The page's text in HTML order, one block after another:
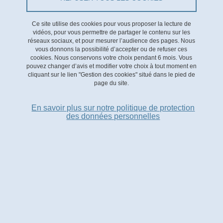
Le Monde
Paru le 12 janvier 2023.
https://www.lemonde.fr/economie/article/2023/01/12/le-parc-
nucleaire-francais-r…
Ce site utilise des cookies pour vous proposer la lecture de
vidéos, pour vous permettre de partager le contenu sur les
réseaux sociaux, et pour mesurer l’audience des pages. Nous
vous donnons la possibilité d’accepter ou de refuser ces
cookies. Nous conservons votre choix pendant 6 mois. Vous
pouvez changer d’avis et modifier votre choix à tout moment en
cliquant sur le lien "Gestion des cookies" situé dans le pied de
page du site.
En savoir plus sur notre politique de protection
des données personnelles